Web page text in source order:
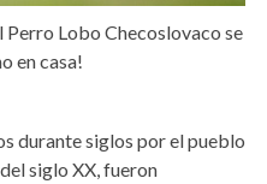
Perro Lobo Checoslovaco se
en casa!
durante siglos por el pueblo
siglo XX, fueron